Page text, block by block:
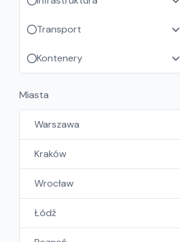
Transport
Kontenery
Miasta
Warszawa
Kraków
Wrocław
Łódź